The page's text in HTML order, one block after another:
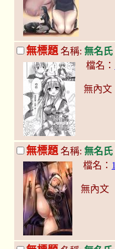
無標題名稱: 無名氏
檔名：
無內文
無標題 名稱: 無名氏
檔名：
無內文